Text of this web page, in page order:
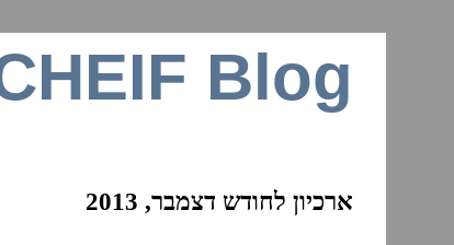
Blog
ארכיון לחודש דצמבר, 2013